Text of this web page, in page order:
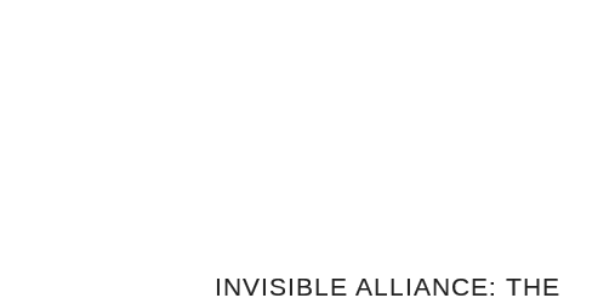
INVISIBLE ALLIANCE: THE